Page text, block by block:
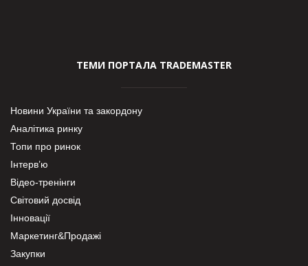
ТЕМИ ПОРТАЛА TRADEMASTER
Новини України та закордону
Аналітика ринку
Топи про ринок
Інтерв’ю
Відео-тренінги
Світовий досвід
Інновації
Маркетинг&Продажі
Закупки